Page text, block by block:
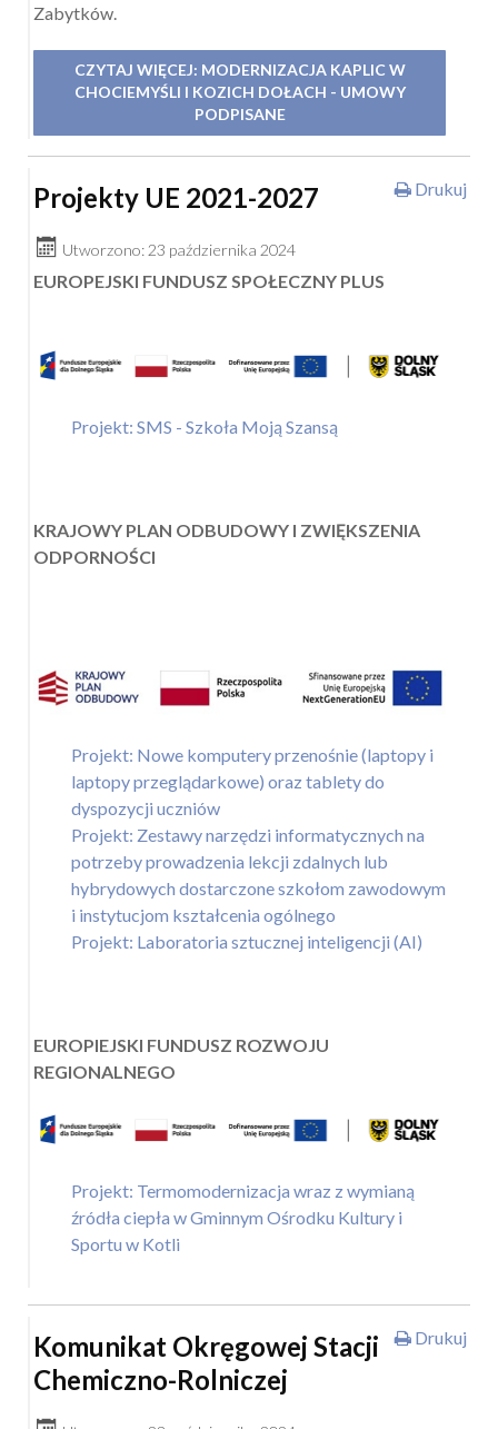
Zabytków.
CZYTAJ WIĘCEJ: MODERNIZACJA KAPLIC W
CHOCIEMYŚLI I KOZICH DOŁACH - UMOWY
PODPISANE
Projekty UE 2021-2027
Utworzono: 23 października 2024
Drukuj
EUROPEJSKI FUNDUSZ SPOŁECZNY PLUS
Projekt: SMS - Szkoła Moją Szansą
KRAJOWY PLAN ODBUDOWY I ZWIĘKSZENIA
ODPORNOŚCI
Projekt: Nowe komputery przenośnie (laptopy i
laptopy przeglądarkowe) oraz tablety do
dyspozycji uczniów
Projekt: Zestawy narzędzi informatycznych na
potrzeby prowadzenia lekcji zdalnych lub
hybrydowych dostarczone szkołom zawodowym
i instytucjom kształcenia ogólnego
Projekt: Laboratoria sztucznej inteligencji (AI)
EUROPIEJSKI FUNDUSZ ROZWOJU
REGIONALNEGO
Projekt: Termomodernizacja wraz z wymianą
źródła ciepła w Gminnym Ośrodku Kultury i
Sportu w Kotli
Komunikat Okręgowej Stacji
Chemiczno-Rolniczej
Drukuj